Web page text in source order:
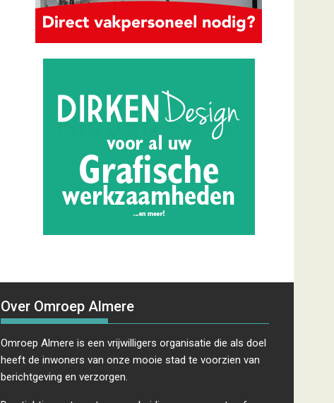
Over Omroep Almere
Omroep Almere is een vrijwilligers organisatie die als doel
heeft de inwoners van onze mooie stad te voorzien van
berichtgeving en verzorgen.